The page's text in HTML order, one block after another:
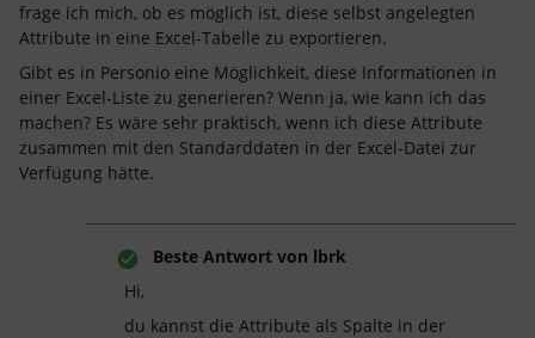
frage ich mich, ob es möglich ist, diese selbst angelegten
Attribute in eine Excel-Tabelle zu exportieren.
Gibt es in Personio eine Möglichkeit, diese Informationen in
einer Excel-Liste zu generieren? Wenn ja, wie kann ich das
machen? Es wäre sehr praktisch, wenn ich diese Attribute
zusammen mit den Standarddaten in der Excel-Datei zur
Verfügung hätte.
Beste Antwort von lbrk
Hi,
du kannst die Attribute als Spalte in der